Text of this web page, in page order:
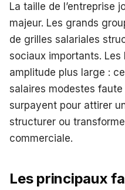
La taille de l’entreprise
majeur. Les grands
de grilles salariales
sociaux importants. Les
amplitude plus large :
salaires modestes faute
surpayent pour attirer
structurer ou
commerciale.
Les principaux